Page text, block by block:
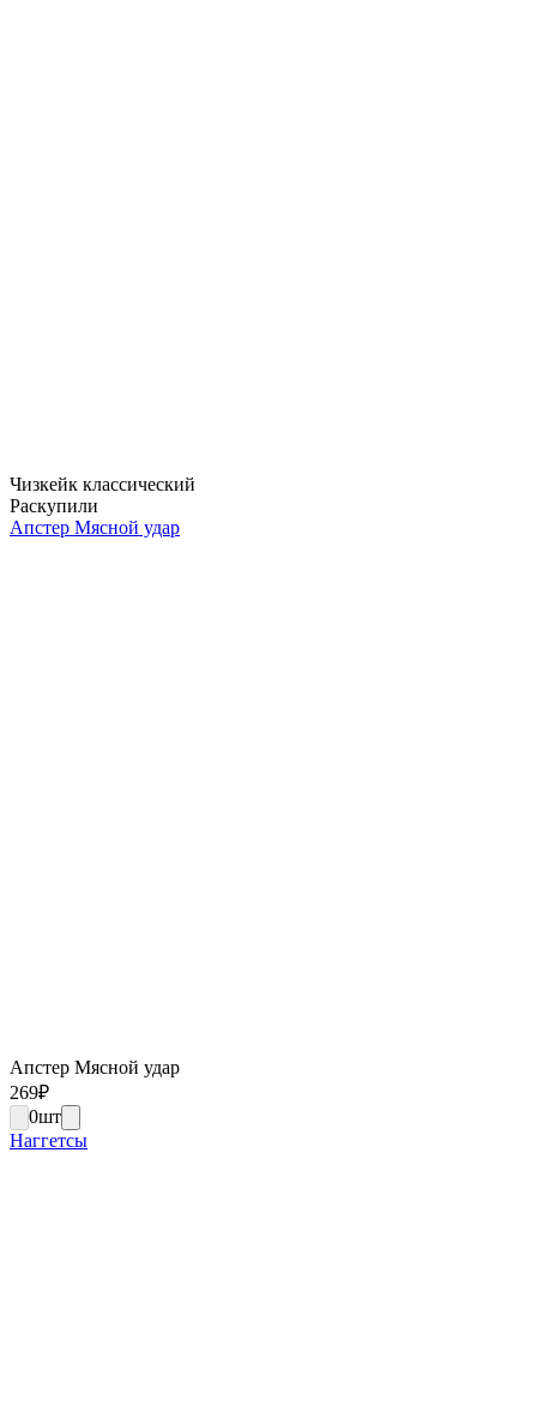
Чизкейк классический
Раскупили
Апстер Мясной удар
Апстер Мясной удар
269₽
0шт
Наггетсы